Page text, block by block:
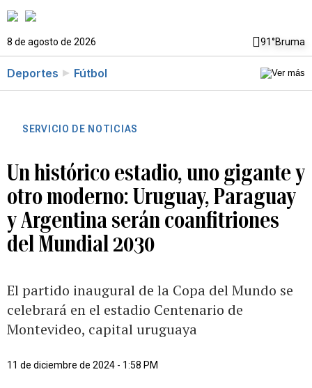
8 de agosto de 2026 91°Bruma
Deportes Fútbol
SERVICIO DE NOTICIAS
Un histórico estadio, uno gigante y
otro moderno: Uruguay, Paraguay
y Argentina serán coanfitriones
del Mundial 2030
El partido inaugural de la Copa del Mundo se
celebrará en el estadio Centenario de
Montevideo, capital uruguaya
11 de diciembre de 2024 - 1:58 PM